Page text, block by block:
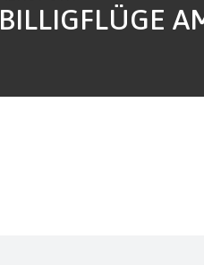
BILLIGFLÜGE